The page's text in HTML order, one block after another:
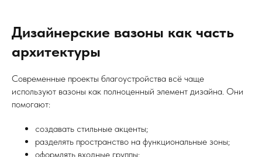
Дизайнерские вазоны как часть
архитектуры
Современные проекты благоустройства всё чаще
используют вазоны как полноценный элемент дизайна. Они
помогают:
создавать стильные акценты;
разделять пространство на функциональные зоны;
оформлять входные группы;